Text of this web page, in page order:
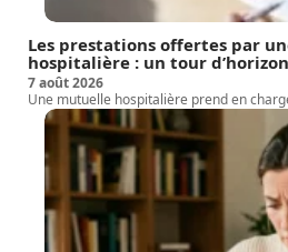
Les prestations offertes par
hospitalière : un tour d’horizon
7 août 2026
Une mutuelle hospitalière prend en